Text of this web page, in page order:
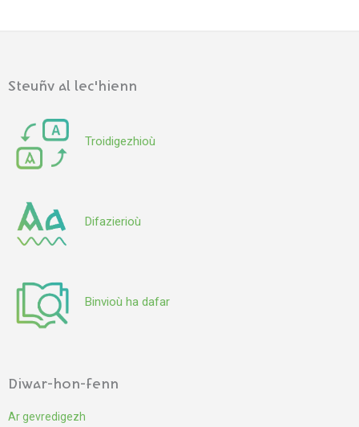
Steuñv al lec'hienn
Troidigezhioù
Difazierioù
Binvioù ha dafar
Diwar-hon-fenn
Ar gevredigezh